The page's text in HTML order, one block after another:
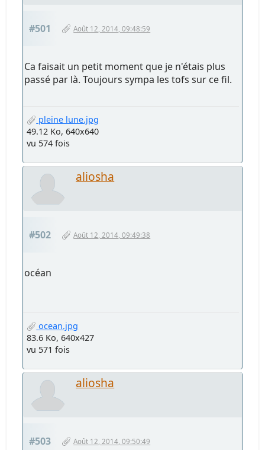
#501 Août 12, 2014, 09:48:59
Ca faisait un petit moment que je n'étais plus
passé par là. Toujours sympa les tofs sur ce fil.
pleine lune.jpg
49.12 Ko, 640x640
vu 574 fois
aliosha
#502 Août 12, 2014, 09:49:38
océan
ocean.jpg
83.6 Ko, 640x427
vu 571 fois
aliosha
#503 Août 12, 2014, 09:50:49